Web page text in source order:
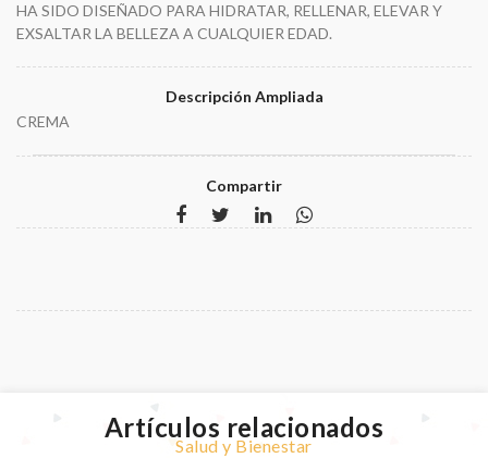
HA SIDO DISEÑADO PARA HIDRATAR, RELLENAR, ELEVAR Y
EXSALTAR LA BELLEZA A CUALQUIER EDAD.
Descripción Ampliada
CREMA
Compartir
Artículos relacionados
Salud y Bienestar